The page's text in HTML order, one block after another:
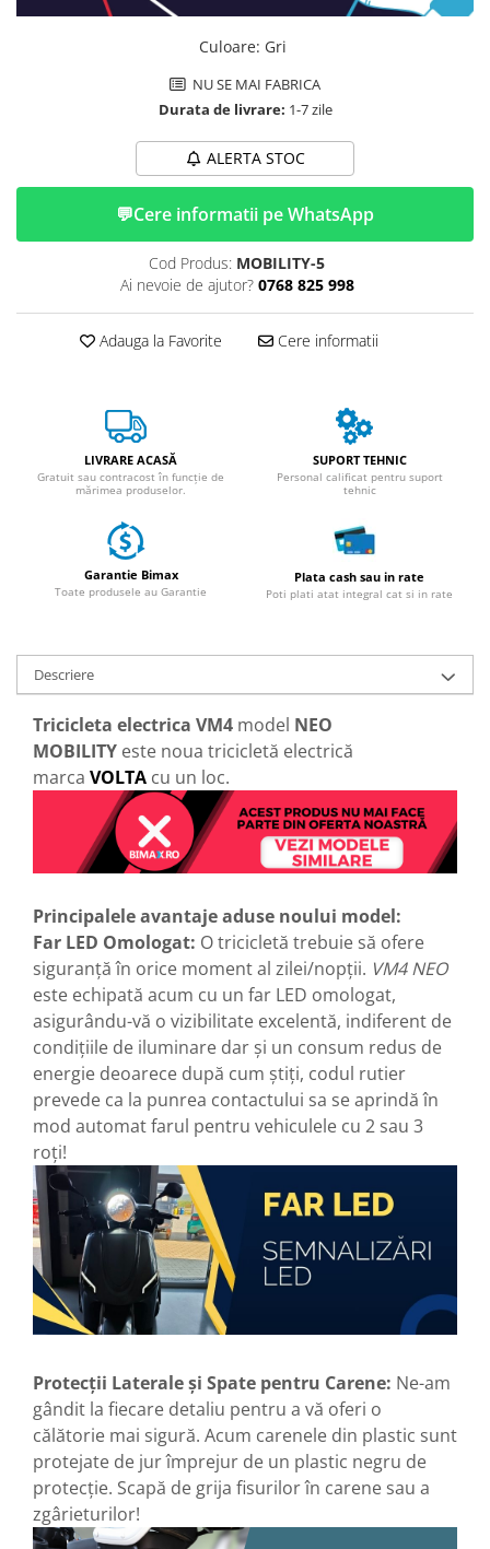
Masina Electrica 25 km/h
Masina Electrica 2 Locuri fara
Fara Permis
⬇ MARCI
PIESE DE SCHIMB
Acceleratii
Baterii
Baterii 48V
Baterii 60V
Cauciucuri
Controllere
Biciclete Electrice
⬇ TIPURI
Barbati
Dama
Ieftine
Pliabila
Tip Scuter
⬇ MARCI
Kuba
Ztech
PIESE DE SCHIMB
Acceleratii
Acumulatori
Acumulatori 24V
Acumulatori 36V
Cauciucuri
Cauciucuri Fat Bike
Camere
Controllere
Display
Incarcatoare 24V
Culoare: Gri
NU SE MAI FABRICA
Durata de livrare: 1-7 zile
ALERTA STOC
💬Cere informatii pe WhatsApp
Cod Produs: MOBILITY-5
Ai nevoie de ajutor? 0768 825 998
Adauga la Favorite Cere informatii
LIVRARE ACASĂ
Gratuit sau contracost în funcție de
mărimea produselor.
SUPORT TEHNIC
Personal calificat pentru suport
tehnic
Garantie Bimax
Toate produsele au Garantie
Plata cash sau in rate
Poti plati atat integral cat si in rate
Descriere
Tricicleta electrica VM4 model NEO
MOBILITY este noua tricicletă electrică
marca VOLTA cu un loc.
Principalele avantaje aduse noului model:
Far LED Omologat: O tricicletă trebuie să ofere
siguranță în orice moment al zilei/nopții. VM4 NEO
este echipată acum cu un far LED omologat,
asigurându-vă o vizibilitate excelentă, indiferent de
condițiile de iluminare dar și un consum redus de
energie deoarece după cum știți, codul rutier
prevede ca la punrea contactului sa se aprindă în
mod automat farul pentru vehiculele cu 2 sau 3
roți!
Protecții Laterale și Spate pentru Carene: Ne-am
gândit la fiecare detaliu pentru a vă oferi o
călătorie mai sigură. Acum carenele din plastic sunt
protejate de jur împrejur de un plastic negru de
protecție. Scapă de grija fisurilor în carene sau a
zgârieturilor!